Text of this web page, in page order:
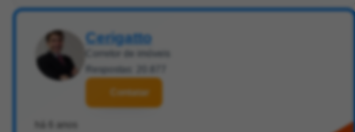
Cerigatto
Corretor de imóveis
Respostas: 20.877
Contatar
há 6 anos